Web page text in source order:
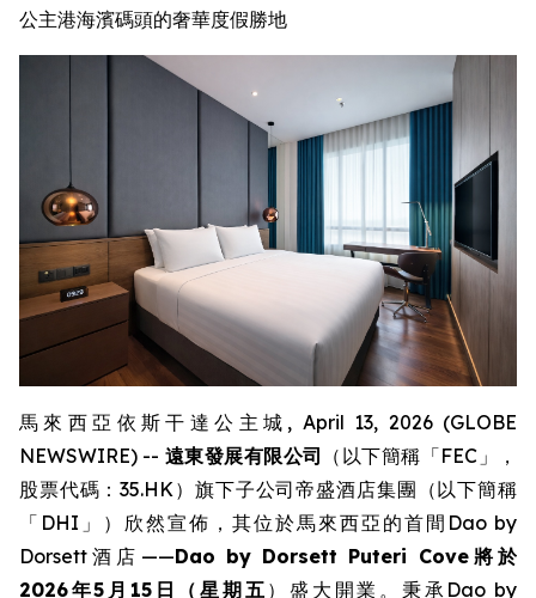
公主港海濱碼頭的奢華度假勝地
馬來西亞依斯干達公主城, April 13, 2026 (GLOBE
NEWSWIRE) -- 遠東發展有限公司
（以下簡稱「FEC」，
股票代碼：35.HK）旗下子公司帝盛酒店集團（以下簡稱
「DHI」）欣然宣佈，其位於馬來西亞的首間Dao by
Dorsett酒店——Dao by Dorsett Puteri Cove將於
2026年5月15日（星期五 ）盛大開業。秉承Dao by